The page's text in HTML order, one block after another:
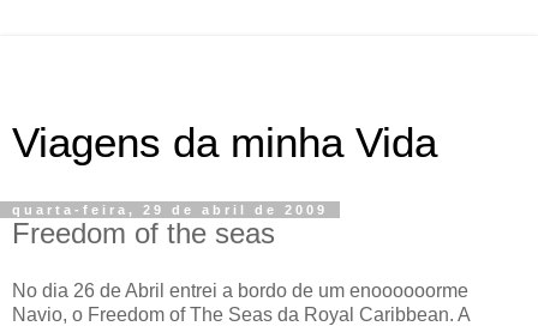
Viagens da minha Vida
quarta-feira, 29 de abril de 2009
Freedom of the seas
No dia 26 de Abril entrei a bordo de um enoooooorme
Navio, o Freedom of The Seas da Royal Caribbean. A